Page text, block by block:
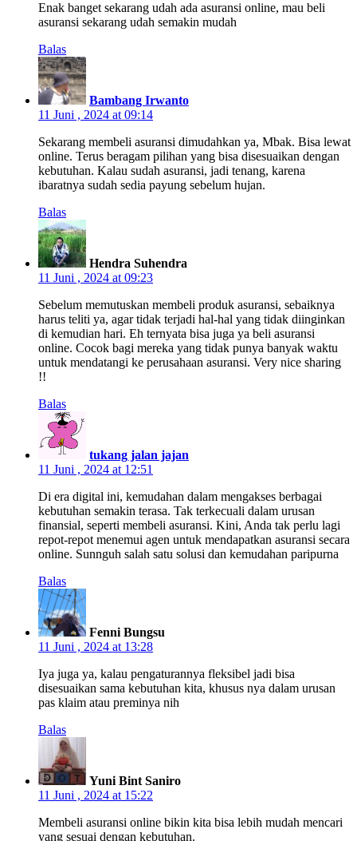
Enak banget sekarang udah ada asuransi online, mau beli
asuransi sekarang udah semakin mudah
Balas
Bambang Irwanto
11 Juni , 2024 at 09:14
Sekarang membeli asuransi dimudahkan ya, Mbak. Bisa lewat
online. Terus beragam pilihan yang bisa disesuaikan dengan
kebutuhan. Kalau sudah asuransi, jadi tenang, karena
ibaratnya sudah sedia payung sebelum hujan.
Balas
Hendra Suhendra
11 Juni , 2024 at 09:23
Sebelum memutuskan membeli produk asuransi, sebaiknya
harus teliti ya, agar tidak terjadi hal-hal yang tidak diinginkan
di kemudian hari. Eh ternyata bisa juga ya beli asuransi
online. Cocok bagi mereka yang tidak punya banyak waktu
untuk mendatangi ke perusahaan asuransi. Very nice sharing
!!
Balas
tukang jalan jajan
11 Juni , 2024 at 12:51
Di era digital ini, kemudahan dalam mengakses berbagai
kebutuhan semakin terasa. Tak terkecuali dalam urusan
finansial, seperti membeli asuransi. Kini, Anda tak perlu lagi
repot-repot menemui agen untuk mendapatkan asuransi secara
online. Sunnguh salah satu solusi dan kemudahan paripurna
Balas
Fenni Bungsu
11 Juni , 2024 at 13:28
Iya juga ya, kalau pengaturannya fleksibel jadi bisa
disesuaikan sama kebutuhan kita, khusus nya dalam urusan
pas klaim atau preminya nih
Balas
Yuni Bint Saniro
11 Juni , 2024 at 15:22
Membeli asuransi online bikin kita bisa lebih mudah mencari
yang sesuai dengan kebutuhan.